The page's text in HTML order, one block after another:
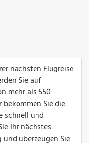
nächsten Flugreise
Sie auf
mehr als 550
Sie die
schnell und
Ihr nächstes
überzeugen Sie